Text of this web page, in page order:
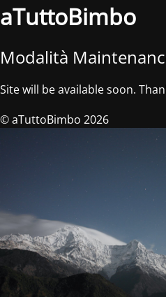
aTuttoBimbo
Modalità
Site will be available soon.
© aTuttoBimbo 2026